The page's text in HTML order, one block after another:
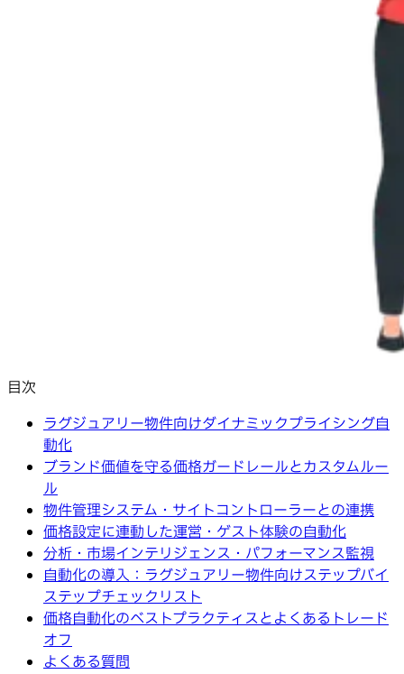
目次
ラグジュアリー物件向けダイナミックプライシング自
動化
ブランド価値を守る価格ガードレールとカスタムルー
ル
物件管理システム・サイトコントローラーとの連携
価格設定に連動した運営・ゲスト体験の自動化
分析・市場インテリジェンス・パフォーマンス監視
自動化の導入：ラグジュアリー物件向けステップバイ
ステップチェックリスト
価格自動化のベストプラクティスとよくあるトレード
オフ
よくある質問